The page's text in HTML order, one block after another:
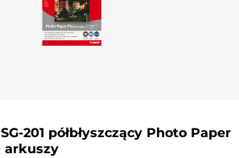
201 półbłyszczący Photo Paper
arkuszy